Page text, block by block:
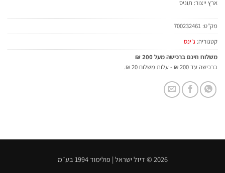
ארץ ייצור: תוניס
מק"ט: 700232461
קטגוריה: ג'ינס
משלוח חינם ברכישה מעל 200 ₪
ברכישה עד 200 ₪ - עלות משלוח 20 ₪.
2026 © דיזל ישראל | פולימוד 1994 בע״מ